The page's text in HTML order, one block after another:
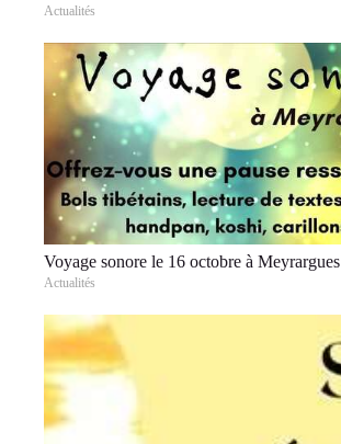
Actualités
Voyage sonore le 16 octobre à Meyrargues
Actualités